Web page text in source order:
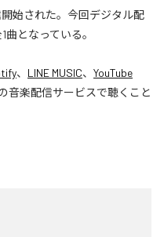
開始された。今回デジタル配
曲となっている。
、 LINE MUSIC、 YouTube
音楽配信サービスで聴くこと